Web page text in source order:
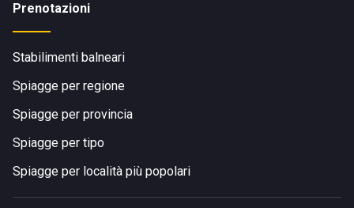
Prenotazioni
Stabilimenti balneari
Spiagge per regione
Spiagge per provincia
Spiagge per tipo
Spiagge per località più popolari